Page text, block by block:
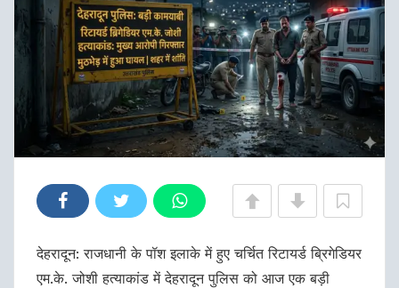
देहरादून: राजधानी के पॉश इलाके में हुए चर्चित रिटायर्ड ब्रिगेडियर
एम.के. जोशी हत्याकांड में देहरादून पुलिस को आज एक बड़ी